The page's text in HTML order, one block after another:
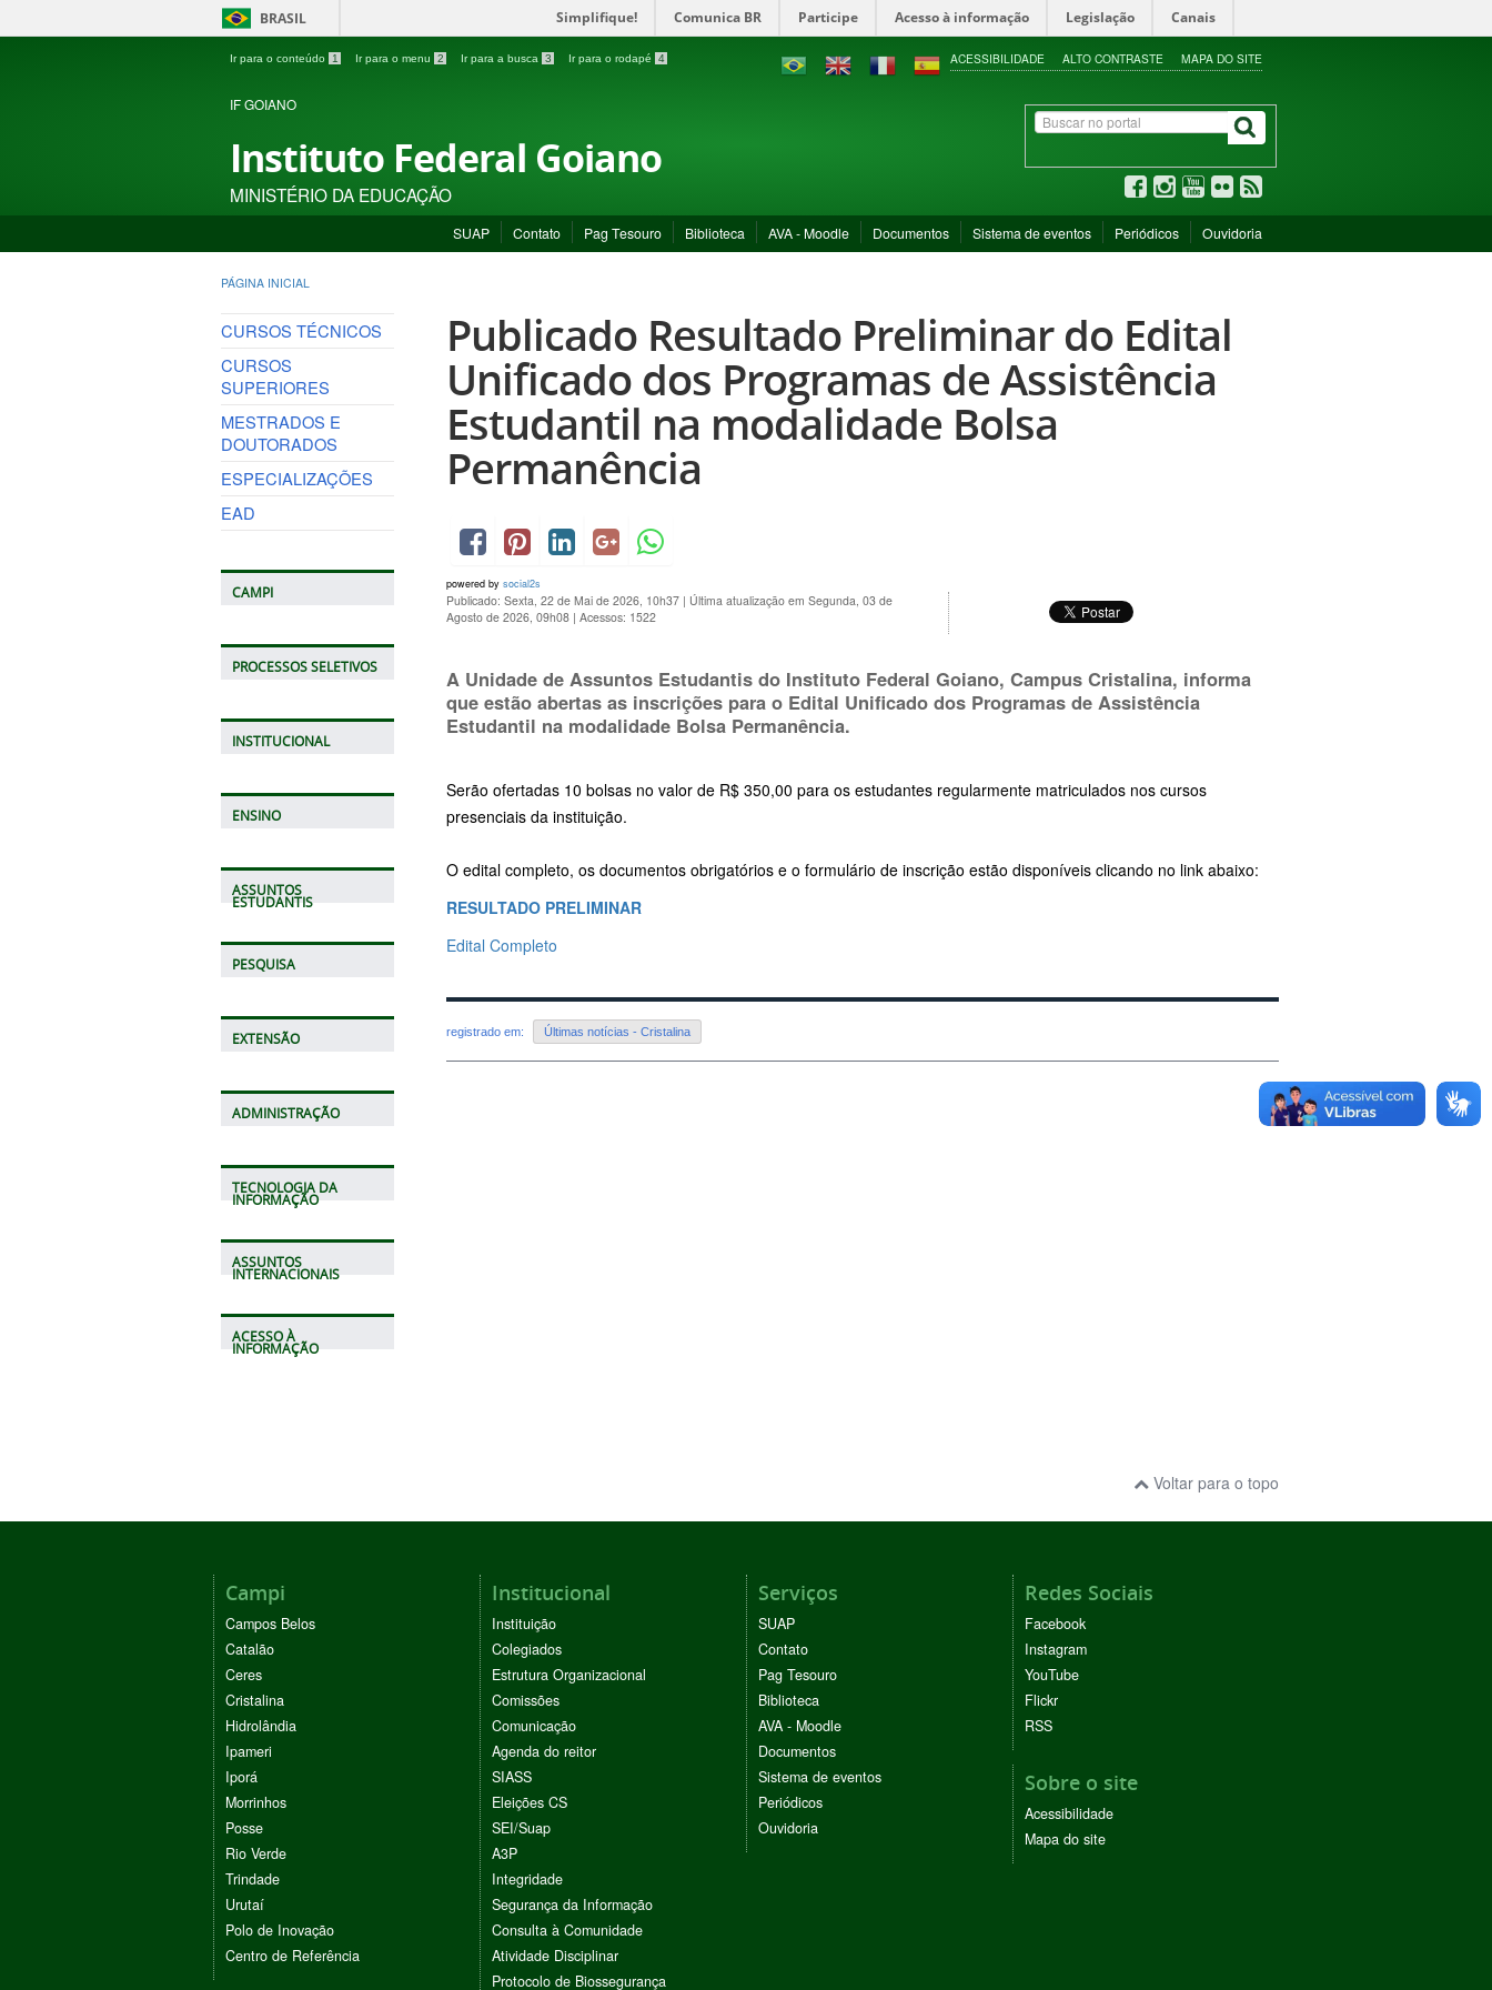
BRASIL Simplifique! Comunica BR Participe Acesso à informação Legislação Canais
Ir para o conteúdo 1 Ir para o menu 2 Ir para a busca 3 Ir para o rodapé 4 ACESSIBILIDADE ALTO CONTRASTE MAPA DO SITE
IF GOIANO
Instituto Federal Goiano
MINISTÉRIO DA EDUCAÇÃO
SUAP Contato Pag Tesouro Biblioteca AVA - Moodle Documentos Sistema de eventos Periódicos Ouvidoria
PÁGINA INICIAL
CURSOS TÉCNICOS
CURSOS
SUPERIORES
MESTRADOS E
DOUTORADOS
ESPECIALIZAÇÕES
EAD
CAMPI
PROCESSOS SELETIVOS
INSTITUCIONAL
ENSINO
ASSUNTOS
ESTUDANTIS
PESQUISA
EXTENSÃO
ADMINISTRAÇÃO
TECNOLOGIA DA
INFORMAÇÃO
ASSUNTOS
INTERNACIONAIS
ACESSO À
INFORMAÇÃO
Publicado Resultado Preliminar do Edital
Unificado dos Programas de Assistência
Estudantil na modalidade Bolsa
Permanência
powered by social2s
Publicado: Sexta, 22 de Mai de 2026, 10h37 | Última atualização em Segunda, 03 de
Agosto de 2026, 09h08 | Acessos: 1522
A Unidade de Assuntos Estudantis do Instituto Federal Goiano, Campus Cristalina, informa
que estão abertas as inscrições para o Edital Unificado dos Programas de Assistência
Estudantil na modalidade Bolsa Permanência.
Serão ofertadas 10 bolsas no valor de R$ 350,00 para os estudantes regularmente matriculados nos cursos
presenciais da instituição.
O edital completo, os documentos obrigatórios e o formulário de inscrição estão disponíveis clicando no link abaixo:
RESULTADO PRELIMINAR
Edital Completo
registrado em: Últimas notícias - Cristalina
Voltar para o topo
Campi
Campos Belos
Catalão
Ceres
Cristalina
Hidrolândia
Ipameri
Iporá
Morrinhos
Posse
Rio Verde
Trindade
Urutaí
Polo de Inovação
Centro de Referência
Institucional
Instituição
Colegiados
Estrutura Organizacional
Comissões
Comunicação
Agenda do reitor
SIASS
Eleições CS
SEI/Suap
A3P
Integridade
Segurança da Informação
Consulta à Comunidade
Atividade Disciplinar
Protocolo de Biossegurança
Serviços
SUAP
Contato
Pag Tesouro
Biblioteca
AVA - Moodle
Documentos
Sistema de eventos
Periódicos
Ouvidoria
Redes Sociais
Facebook
Instagram
YouTube
Flickr
RSS
Sobre o site
Acessibilidade
Mapa do site